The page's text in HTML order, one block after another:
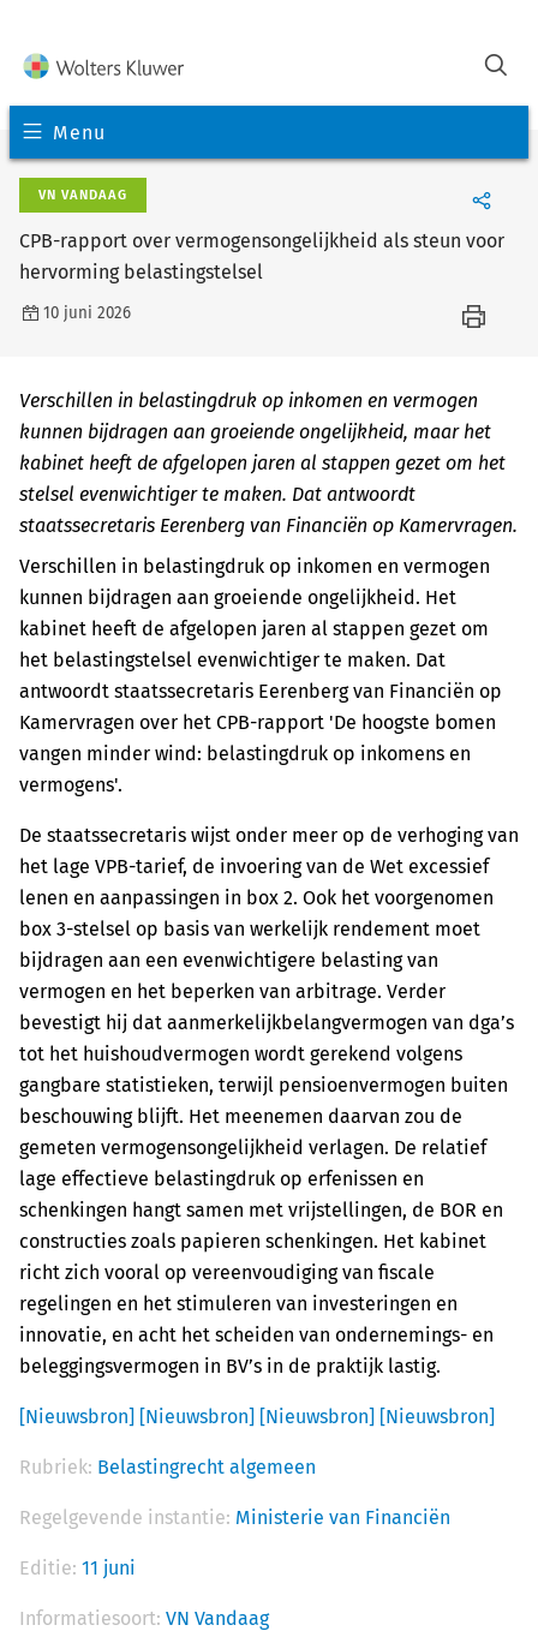
Menu
VN VANDAAG
CPB-rapport over vermogensongelijkheid als steun voor
hervorming belastingstelsel
10 juni 2026
Verschillen in belastingdruk op inkomen en vermogen
kunnen bijdragen aan groeiende ongelijkheid, maar het
kabinet heeft de afgelopen jaren al stappen gezet om het
stelsel evenwichtiger te maken. Dat antwoordt
staatssecretaris Eerenberg van Financiën op Kamervragen.
Verschillen in belastingdruk op inkomen en vermogen
kunnen bijdragen aan groeiende ongelijkheid. Het
kabinet heeft de afgelopen jaren al stappen gezet om
het belastingstelsel evenwichtiger te maken. Dat
antwoordt staatssecretaris Eerenberg van Financiën op
Kamervragen over het CPB-rapport 'De hoogste bomen
vangen minder wind: belastingdruk op inkomens en
vermogens'.
De staatssecretaris wijst onder meer op de verhoging van
het lage VPB-tarief, de invoering van de Wet excessief
lenen en aanpassingen in box 2. Ook het voorgenomen
box 3-stelsel op basis van werkelijk rendement moet
bijdragen aan een evenwichtigere belasting van
vermogen en het beperken van arbitrage. Verder
bevestigt hij dat aanmerkelijkbelangvermogen van dga’s
tot het huishoudvermogen wordt gerekend volgens
gangbare statistieken, terwijl pensioenvermogen buiten
beschouwing blijft. Het meenemen daarvan zou de
gemeten vermogensongelijkheid verlagen. De relatief
lage effectieve belastingdruk op erfenissen en
schenkingen hangt samen met vrijstellingen, de BOR en
constructies zoals papieren schenkingen. Het kabinet
richt zich vooral op vereenvoudiging van fiscale
regelingen en het stimuleren van investeringen en
innovatie, en acht het scheiden van ondernemings- en
beleggingsvermogen in BV’s in de praktijk lastig.
[Nieuwsbron] [Nieuwsbron] [Nieuwsbron] [Nieuwsbron]
Rubriek: Belastingrecht algemeen
Regelgevende instantie: Ministerie van Financiën
Editie: 11 juni
Informatiesoort: VN Vandaag